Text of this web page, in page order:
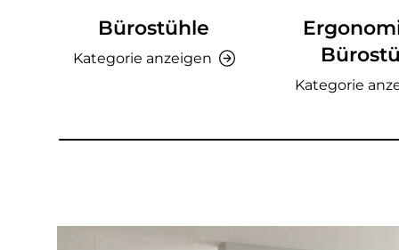
Bürostühle
Kategorie anzeigen
Kategorie